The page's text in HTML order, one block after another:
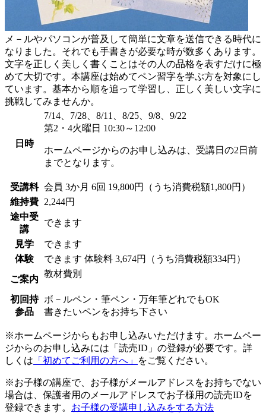
メ－ルやパソコンが普及して簡単に文章を送信できる時代に
なりました。それでも手書きが必要な時が数多くあります。
文字を正しく美しく書くことはその人の品格を表すだけに極
めて大切です。本講座は始めてペン習字を学ぶ方を対象にし
ています。基本から順を追って学習し、正しく美しい文字に
挑戦してみませんか。
日時
7/14、7/28、8/11、8/25、9/8、9/22
第2・4火曜日 10:30～12:00
ホームページからのお申し込みは、受講日の2日前
までとなります。
受講料 会員 3か月 6回 19,800円（うち消費税額1,800円）
維持費
2,244円
途中受
講
できます
見学
できます
体験
できます 体験料 3,674円（うち消費税額334円）
ご案内
教材費別
初回持
参品
ボ－ルペン・筆ペン・万年筆どれでもOK
書きたいペンをお持ち下さい
※ホームページからもお申し込みいただけます。ホームペー
ジからのお申し込みには「読売ID」の登録が必要です。詳
しくは 「初めてご利用の方へ」 をご覧ください。
※お子様の講座で、お子様がメールアドレスをお持ちでない
場合は、保護者用のメールアドレスでお子様用の読売IDを
登録できます。 お子様の受講申し込みをする方法